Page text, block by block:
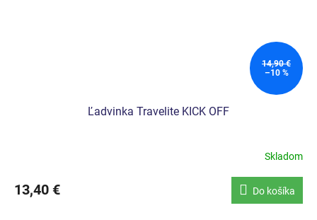
14,90 €
–10 %
Ľadvinka Travelite KICK OFF
Skladom
13,40 € Do košíka